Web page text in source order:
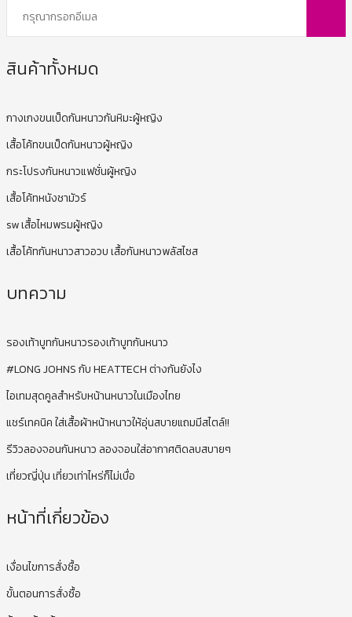
สินค้าทั้งหมด
กางเกงขนเป็ดกันหนาวกันหิมะผู้หญิง
เสื้อโค้ทขนเป็ดกันหนาวผู้หญิง
กระโปรงกันหนาวแฟชั่นผู้หญิง
เสื้อโค้ทหนังชามัวร์
sw เสื้อไหมพรมผู้หญิง
เสื้อโค้ทกันหนาวสาวอวบ เสื้อกันหนาวพลัสไซส
บทความ
รองเท้าบูทกันหนาวรองเท้าบูทกันหนาว
#LONG JOHNS กับ HEATTECH ต่างกันยังไง
ไอเทมสุดคูลสำหรับหน้านหนาวในเมืองไทย
แชร์เทคนิค ใส่เสื้อผ้าหน้าหนาวให้อุ่นสบายแถมมีสไตล์!!
รีวิวลองจอนกันหนาว ลองจอนใส่อากาศติดลบสบายๆ
เที่ยวญี่ปุ่น เที่ยวเท่าไหร่ก็ไม่เบื่อ
หน้าที่เกี่ยวข้อง
เงื่อนไขการสั่งซื้อ
ขั้นตอนการสั่งซื้อ